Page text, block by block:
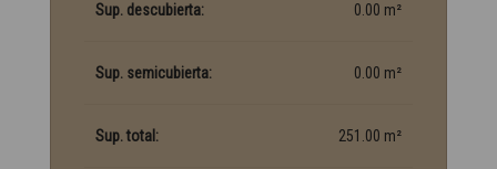
Sup. descubierta: 0.00 m²
Sup. semicubierta: 0.00 m²
Sup. total: 251.00 m²